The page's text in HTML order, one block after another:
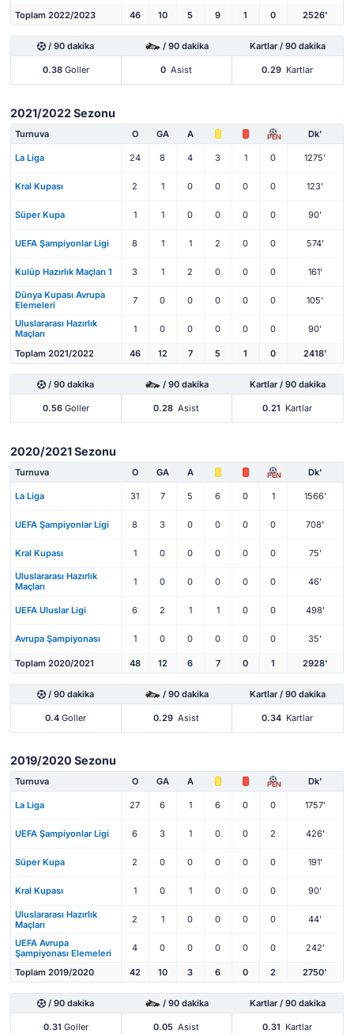
Toplam 2022/2023 46 10 5 9 1 0 2526'
/ 90 dakika / 90 dakika Kartlar / 90 dakika
0.38Goller 0 Asist 0.29 Kartlar
2021/2022 Sezonu
Turnuva O GA A PEN Dk'
La Liga 24 8 4 3 1 0 1275'
Kral Kupası 2 1 0 0 0 0 123'
Süper Kupa 1 1 0 0 0 0 90'
UEFA Şampiyonlar Ligi 8 1 1 2 0 0 574'
Kulüp Hazırlık Maçları 1 3 1 2 0 0 0 161'
Dünya Kupası Avrupa
Elemeleri
7 0 0 0 0 0 105'
Uluslararası Hazırlık
Maçları
1 0 0 0 0 0 90'
Toplam 2021/2022 46 12 7 5 1 0 2418'
/ 90 dakika / 90 dakika Kartlar / 90 dakika
0.56Goller 0.28 Asist 0.21 Kartlar
2020/2021 Sezonu
Turnuva O GA A PEN Dk'
La Liga 31 7 5 6 0 1 1566'
UEFA Şampiyonlar Ligi 8 3 0 0 0 0 708'
Kral Kupası 1 0 0 0 0 0 75'
Uluslararası Hazırlık
Maçları
1 0 0 0 0 0 46'
UEFA Uluslar Ligi 6 2 1 1 0 0 498'
Avrupa Şampiyonası 1 0 0 0 0 0 35'
Toplam 2020/2021 48 12 6 7 0 1 2928'
/ 90 dakika / 90 dakika Kartlar / 90 dakika
0.4 Goller 0.29 Asist 0.34 Kartlar
2019/2020 Sezonu
Turnuva O GA A PEN Dk'
La Liga 27 6 1 6 0 0 1757'
UEFA Şampiyonlar Ligi 6 3 1 0 0 2 426'
Süper Kupa 2 0 0 0 0 0 191'
Kral Kupası 1 0 1 0 0 0 90'
Uluslararası Hazırlık
Maçları
2 1 0 0 0 0 44'
UEFA Avrupa
Şampiyonası Elemeleri
4 0 0 0 0 0 242'
Toplam 2019/2020 42 10 3 6 0 2 2750'
/ 90 dakika / 90 dakika Kartlar / 90 dakika
0.31 Goller 0.05 Asist 0.31 Kartlar